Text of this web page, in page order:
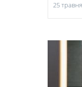
25 травня